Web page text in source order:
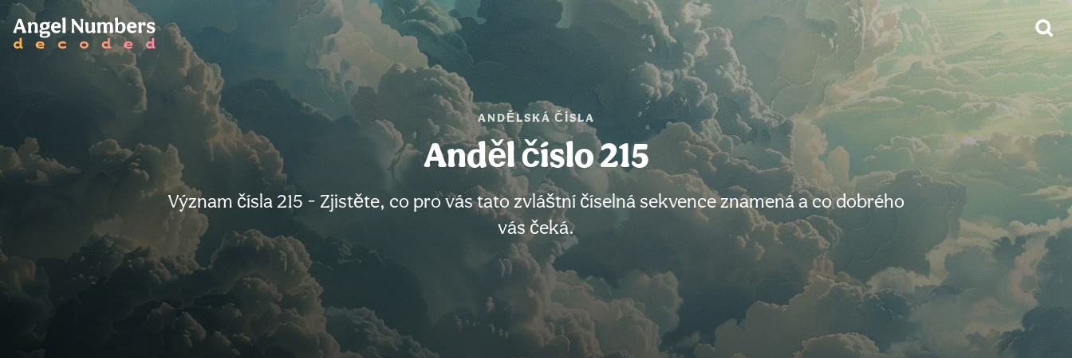
ANDĚLSKÁ ČÍSLA
Anděl číslo 215
Význam čísla 215 - Zjistěte, co pro vás tato zvláštní číselná sekvence znamená a co dobrého
vás čeká.